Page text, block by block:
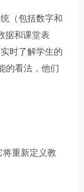
（包括数字和
据和课堂表
时了解学生的
的看法，他们
重新定义教